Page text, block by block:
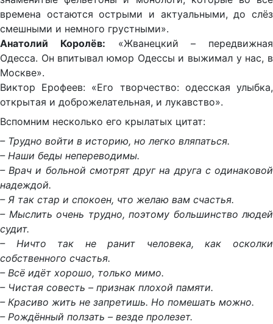
времена остаются острыми и актуальными, до слёз
смешными и немного грустными».
Анатолий Королёв: «Жванецкий – передвижная
Одесса. Он впитывал юмор Одессы и выжимал у нас, в
Москве».
Виктор Ерофеев: «Его творчество: одесская улыбка,
открытая и доброжелательная, и лукавство».
Вспомним несколько его крылатых цитат:
– Трудно войти в историю, но легко вляпаться.
– Наши беды непереводимы.
– Врач и больной смотрят друг на друга с одинаковой
надеждой.
– Я так стар и спокоен, что желаю вам счастья.
– Мыслить очень трудно, поэтому большинство людей
судит.
– Ничто так не ранит человека, как осколки
собственного счастья.
– Всё идёт хорошо, только мимо.
– Чистая совесть – признак плохой памяти.
– Красиво жить не запретишь. Но помешать можно.
– Рождённый ползать – везде пролезет.